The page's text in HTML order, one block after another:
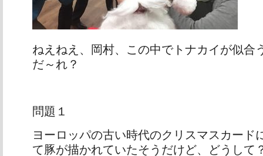
ねえねえ、岡村、この中でトナカイが似合
だ～れ？
問題１
ヨーロッパの古い時代のクリスマスカード
て豚が描かれていたそうだけど、どうして